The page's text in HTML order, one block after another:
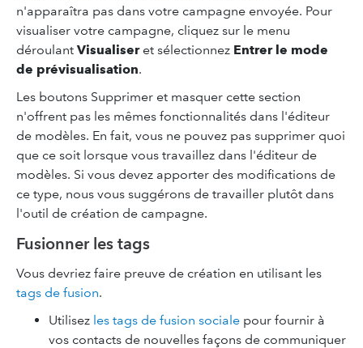
n'apparaîtra pas dans votre campagne envoyée. Pour
visualiser votre campagne, cliquez sur le menu
déroulant Visualiseret sélectionnez Entrer le mode
de prévisualisation.
Les boutons Supprimer et masquer cette section
n'offrent pas les mêmes fonctionnalités dans l'éditeur
de modèles. En fait, vous ne pouvez pas supprimer quoi
que ce soit lorsque vous travaillez dans l'éditeur de
modèles. Si vous devez apporter des modifications de
ce type, nous vous suggérons de travailler plutôt dans
l'outil de création de campagne.
Fusionner les tags
Vous devriez faire preuve de création en utilisant les
tags de fusion.
Utilisez les tags de fusion sociale pour fournir à
vos contacts de nouvelles façons de communiquer